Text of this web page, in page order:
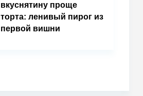
вкуснятину проще
торта: ленивый пирог из
первой вишни